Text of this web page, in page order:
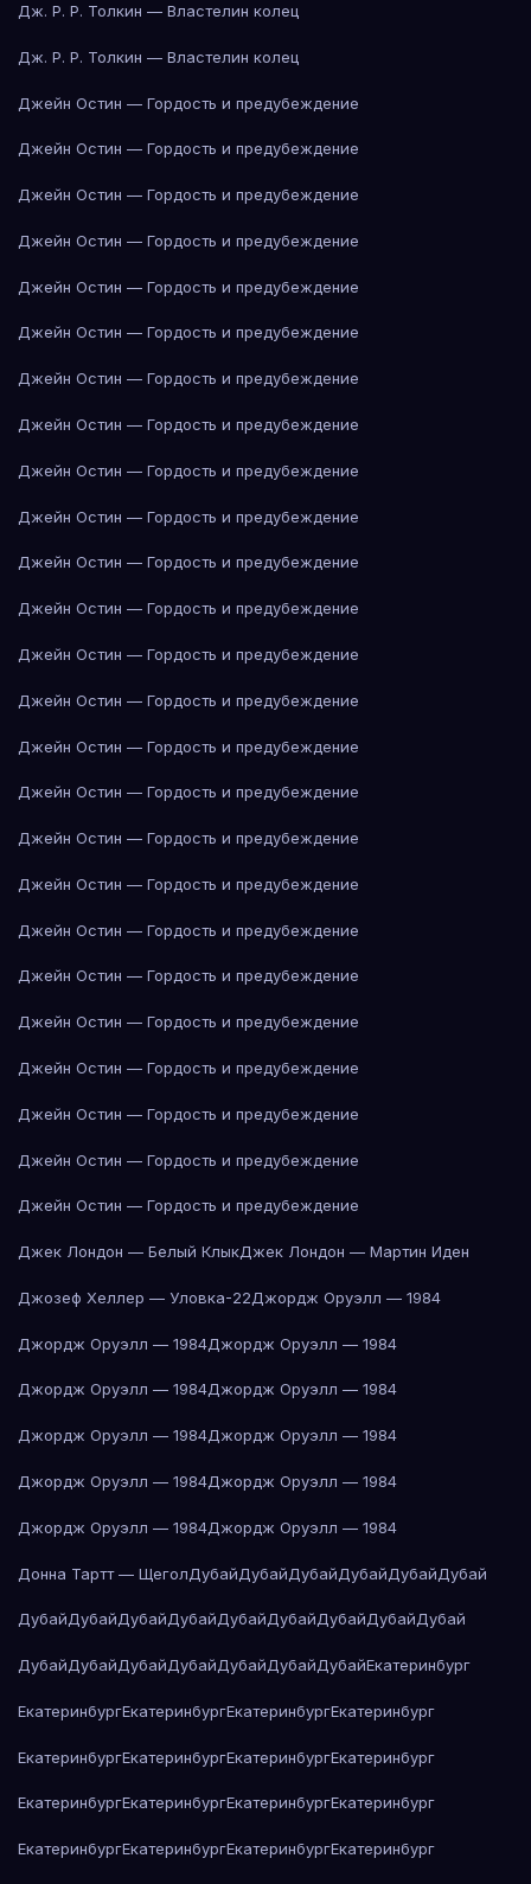
Дж. Р. Р. Толкин — Властелин колец
Дж. Р. Р. Толкин — Властелин колец
Джейн Остин — Гордость и предубеждение
Джейн Остин — Гордость и предубеждение
Джейн Остин — Гордость и предубеждение
Джейн Остин — Гордость и предубеждение
Джейн Остин — Гордость и предубеждение
Джейн Остин — Гордость и предубеждение
Джейн Остин — Гордость и предубеждение
Джейн Остин — Гордость и предубеждение
Джейн Остин — Гордость и предубеждение
Джейн Остин — Гордость и предубеждение
Джейн Остин — Гордость и предубеждение
Джейн Остин — Гордость и предубеждение
Джейн Остин — Гордость и предубеждение
Джейн Остин — Гордость и предубеждение
Джейн Остин — Гордость и предубеждение
Джейн Остин — Гордость и предубеждение
Джейн Остин — Гордость и предубеждение
Джейн Остин — Гордость и предубеждение
Джейн Остин — Гордость и предубеждение
Джейн Остин — Гордость и предубеждение
Джейн Остин — Гордость и предубеждение
Джейн Остин — Гордость и предубеждение
Джейн Остин — Гордость и предубеждение
Джейн Остин — Гордость и предубеждение
Джейн Остин — Гордость и предубеждение
Джек Лондон — Белый КлыкДжек Лондон — Мартин Иден
Джозеф Хеллер — Уловка-22Джордж Оруэлл — 1984
Джордж Оруэлл — 1984Джордж Оруэлл — 1984
Джордж Оруэлл — 1984Джордж Оруэлл — 1984
Джордж Оруэлл — 1984Джордж Оруэлл — 1984
Джордж Оруэлл — 1984Джордж Оруэлл — 1984
Джордж Оруэлл — 1984Джордж Оруэлл — 1984
Донна Тартт — ЩеголДубайДубайДубайДубайДубайДубай
ДубайДубайДубайДубайДубайДубайДубайДубайДубай
ДубайДубайДубайДубайДубайДубайДубайЕкатеринбург
ЕкатеринбургЕкатеринбургЕкатеринбургЕкатеринбург
ЕкатеринбургЕкатеринбургЕкатеринбургЕкатеринбург
ЕкатеринбургЕкатеринбургЕкатеринбургЕкатеринбург
ЕкатеринбургЕкатеринбургЕкатеринбургЕкатеринбург